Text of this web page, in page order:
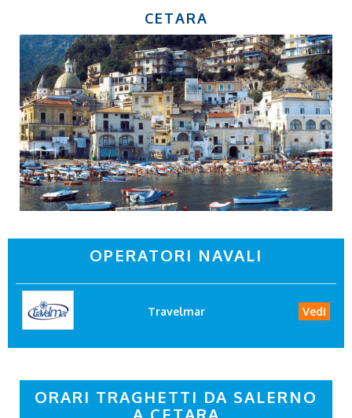
CETARA
OPERATORI NAVALI
Travelmar Vedi
ORARI TRAGHETTI DA SALERNO
A CETARA